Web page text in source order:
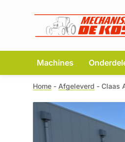
Machines
Home - Afgeleverd -Claas